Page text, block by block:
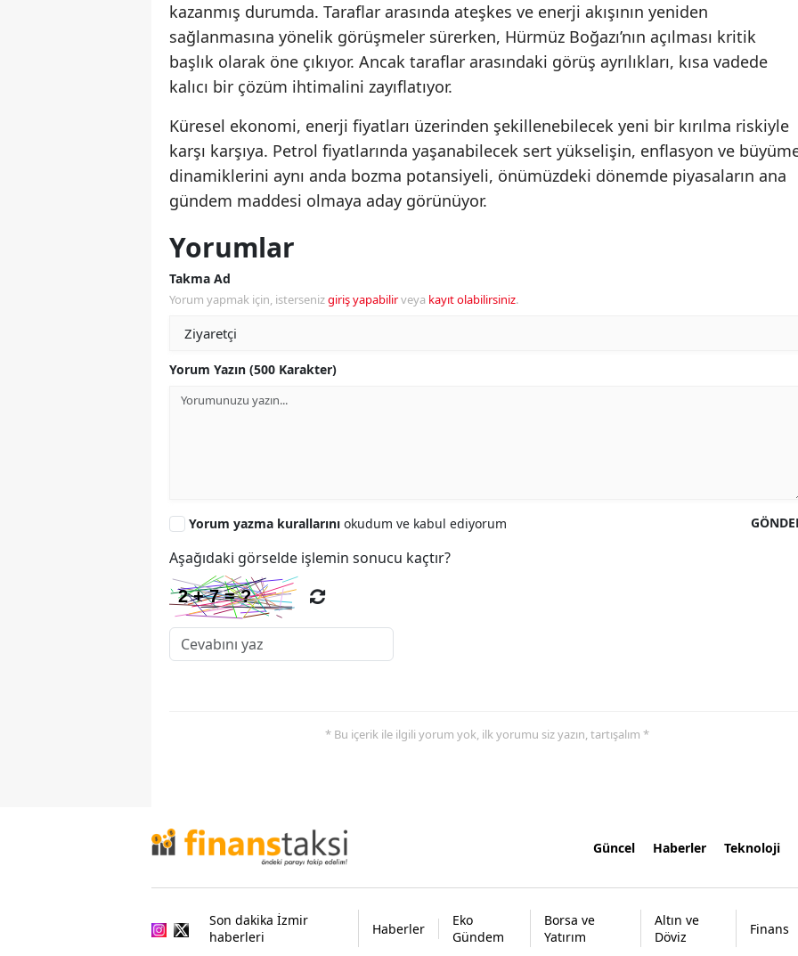
kazanmış durumda. Taraflar arasında ateşkes ve enerji akışının yeniden
sağlanmasına yönelik görüşmeler sürerken, Hürmüz Boğazı’nın açılması kritik
başlık olarak öne çıkıyor. Ancak taraflar arasındaki görüş ayrılıkları, kısa vadede
kalıcı bir çözüm ihtimalini zayıflatıyor.
Küresel ekonomi, enerji fiyatları üzerinden şekillenebilecek yeni bir kırılma riskiyle
karşı karşıya. Petrol fiyatlarında yaşanabilecek sert yükselişin, enflasyon ve
dinamiklerini aynı anda bozma potansiyeli, önümüzdeki dönemde piyasaların ana
gündem maddesi olmaya aday görünüyor.
Yorumlar
Takma Ad
Yorum yapmak için, istersenizgiriş yapabilirveya kayıt olabilirsiniz.
Yorum Yazın (500 Karakter)
Yorum yazma kurallarını okudum ve kabul ediyorum
Aşağıdaki görselde işlemin sonucu kaçtır?
* Bu içerik ile ilgili yorum yok, ilk yorumu siz yazın, tartışalım *
Güncel Haberler Teknoloji
Son dakika İzmir
haberleri
Haberler
Eko
Gündem
Borsa ve
Yatırım
Altın ve
Döviz
Finans